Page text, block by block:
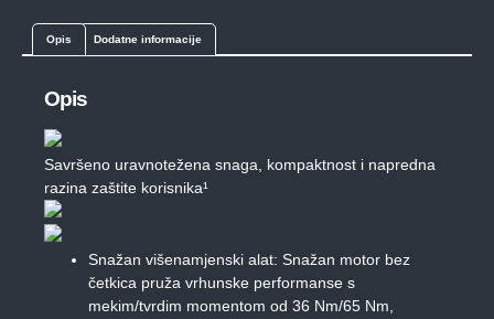
Opis Dodatne informacije
Opis
Savršeno uravnotežena snaga, kompaktnost i napredna
razina zaštite korisnika¹
Snažan višenamjenski alat: Snažan motor bez
četkica pruža vrhunske performanse s
mekim/tvrdim momentom od 36 Nm/65 Nm,